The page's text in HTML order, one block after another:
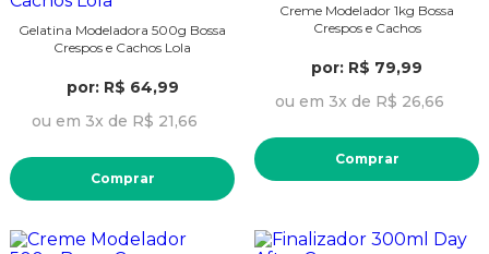
Gelatina Modeladora 500g Bossa
Crespos e Cachos Lola
por: R$ 64,99
ou em 3x de R$ 21,66
Comprar
Creme Modelador 1kg Bossa
Crespos e Cachos
por: R$ 79,99
ou em 3x de R$ 26,66
Comprar